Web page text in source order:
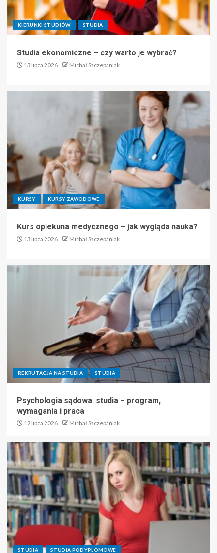
KIERUNKI STUDIÓW STUDIA
Studia ekonomiczne – czy warto je wybrać?
13 lipca 2026 Michał Szczepaniak
KURSY KURSY ZAWODOWE
Kurs opiekuna medycznego – jak wygląda nauka?
13 lipca 2026 Michał Szczepaniak
REKRUTACJA NA STUDIA STUDIA
Psychologia sądowa: studia – program,
wymagania i praca
12 lipca 2026 Michał Szczepaniak
STUDIA STUDIA PODYPLOMOWE